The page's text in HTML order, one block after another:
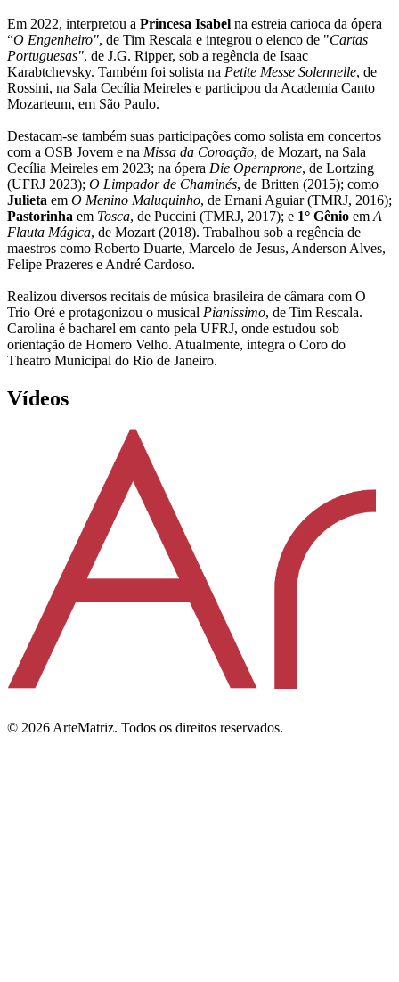
Em 2022, interpretou a Princesa Isabel na estreia carioca da ópera
“O Engenheiro", de Tim Rescala e integrou o elenco de "Cartas
Portuguesas", de J.G. Ripper, sob a regência de Isaac
Karabtchevsky. Também foi solista na Petite Messe Solennelle, de
Rossini, na Sala Cecília Meireles e participou da Academia Canto
Mozarteum, em São Paulo.
Destacam-se também suas participações como solista em concertos
com a OSB Jovem e na Missa da Coroação, de Mozart, na Sala
Cecília Meireles em 2023; na ópera Die Opernprone, de Lortzing
(UFRJ 2023); O Limpador de Chaminés, de Britten (2015); como
Julieta em O Menino Maluquinho, de Ernani Aguiar (TMRJ, 2016);
Pastorinha em Tosca, de Puccini (TMRJ, 2017); e 1° Gênio em A
Flauta Mágica, de Mozart (2018). Trabalhou sob a regência de
maestros como Roberto Duarte, Marcelo de Jesus, Anderson Alves,
Felipe Prazeres e André Cardoso.
Realizou diversos recitais de música brasileira de câmara com O
Trio Oré e protagonizou o musical Pianíssimo, de Tim Rescala.
Carolina é bacharel em canto pela UFRJ, onde estudou sob
orientação de Homero Velho. Atualmente, integra o Coro do
Theatro Municipal do Rio de Janeiro.
Vídeos
© 2026 ArteMatriz. Todos os direitos reservados.